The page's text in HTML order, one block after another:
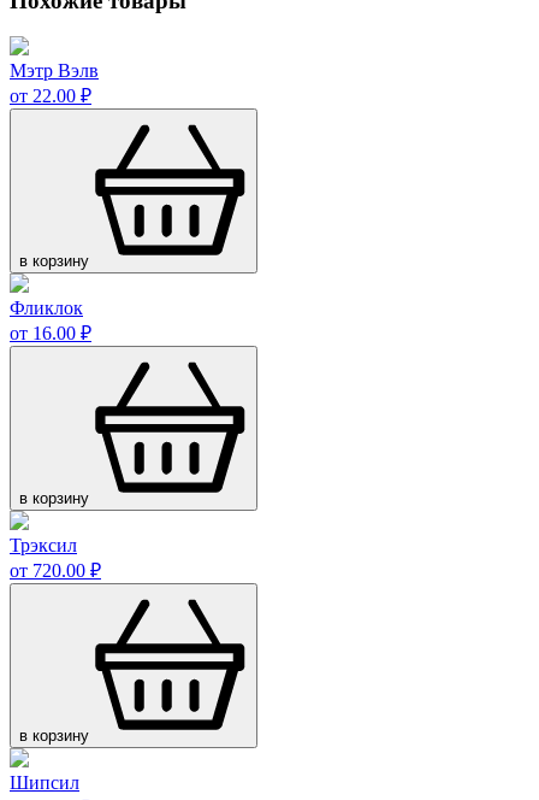
Мэтр Вэлв
от 22.00 ₽
в корзину
Фликлок
от 16.00 ₽
в корзину
Трэксил
от 720.00 ₽
в корзину
Шипсил